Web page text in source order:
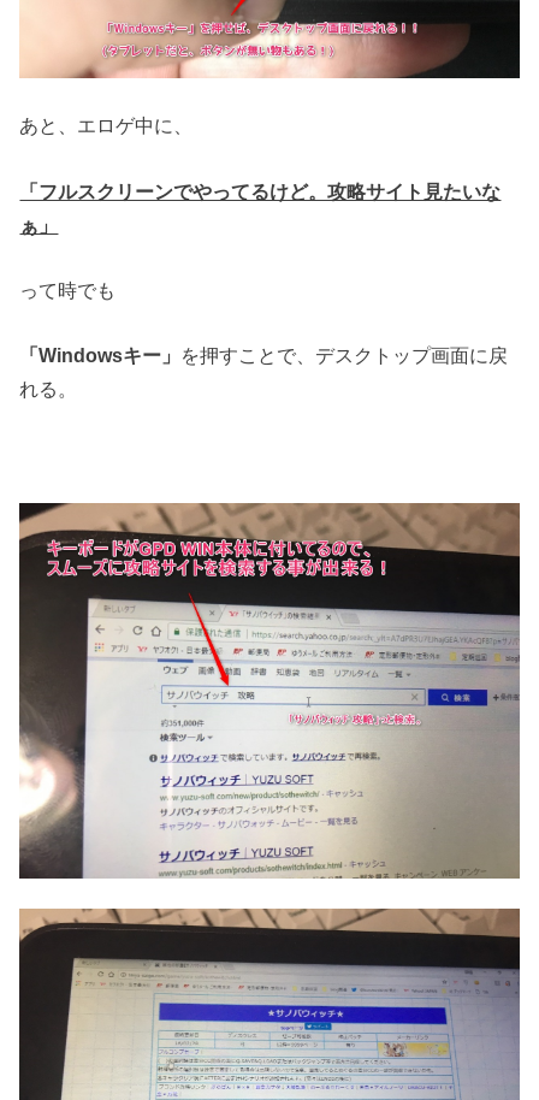
あと、エロゲ中に、
「フルスクリーンでやってるけど。攻略サイト見たいな
ぁ」
って時でも
「Windowsキー」 を押すことで、デスクトップ画面に戻
れる。